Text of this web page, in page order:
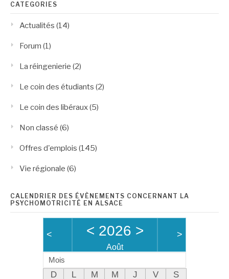
CATÉGORIES
Actualités (14)
Forum (1)
La réingenierie (2)
Le coin des étudiants (2)
Le coin des libéraux(5)
Non classé (6)
Offres d'emplois (145)
Vie régionale (6)
CALENDRIER DES ÉVÈNEMENTS CONCERNANT LA
PSYCHOMOTRICITÉ EN ALSACE
< < 2026 >
Août
>
Mois
D L M M J V
S